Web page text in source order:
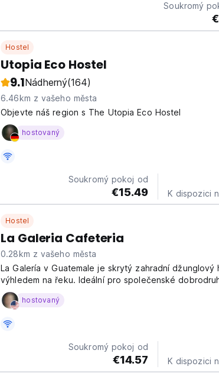
Soukromý
Hostel
Utopia Eco Hostel
9.1Nádherný(164)
6.46km z vašeho města
Objevte náš region s The Utopia Eco Hostel
hostovaný
Soukromý pokoj od
€15.49 K dispozici
Hostel
La Galeria Cafeteria
0.28km z vašeho města
La Galería v Guatemale je skrytý zahradní džunglový
výhledem na řeku. Ideální pro společenské
to jeden z nejlepších kempingových hostelů v
Champey a jeskyně K'an Ba. (Auto-translated from...
hostovaný
Soukromý pokoj od
€14.57 K dispozici